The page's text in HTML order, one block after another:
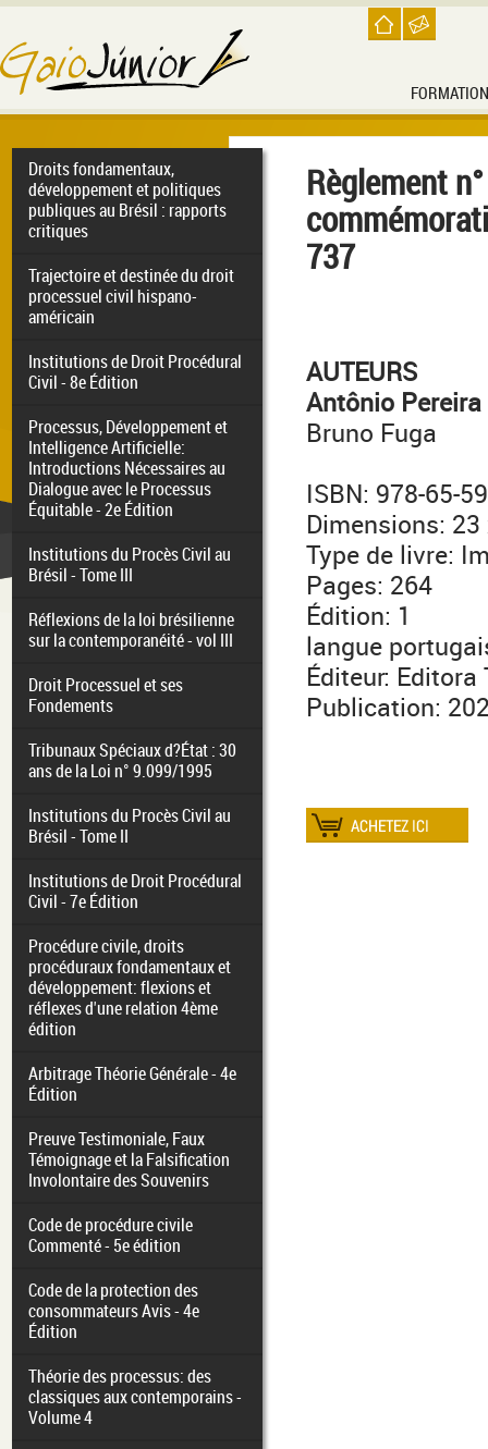
FORMATION
Droits fondamentaux,
développement et politiques
publiques au Brésil : rapports
critiques
Trajectoire et destinée du droit
processuel civil hispano-
américain
Institutions de Droit Procédural
Civil - 8e Édition
Processus, Développement et
Intelligence Artificielle:
Introductions Nécessaires au
Dialogue avec le Processus
Équitable - 2e Édition
Institutions du Procès Civil au
Brésil - Tome III
Réflexions de la loi brésilienne
sur la contemporanéité - vol III
Droit Processuel et ses
Fondements
Tribunaux Spéciaux d?État : 30
ans de la Loi n° 9.099/1995
Institutions du Procès Civil au
Brésil - Tome II
Institutions de Droit Procédural
Civil - 7e Édition
Procédure civile, droits
procéduraux fondamentaux et
développement: flexions et
réflexes d'une relation 4ème
édition
Arbitrage Théorie Générale - 4e
Édition
Preuve Testimoniale, Faux
Témoignage et la Falsification
Involontaire des Souvenirs
Code de procédure civile
Commenté - 5e édition
Code de la protection des
consommateurs Avis - 4e
Édition
Théorie des processus: des
classiques aux contemporains -
Volume 4
Règlement
737
AUTEURS
Antônio
Bruno Fuga
ISBN: 978-65-
Dimensions:
Type de livre:
Pages: 264
Édition: 1
langue
Éditeur: Editora
Publication: